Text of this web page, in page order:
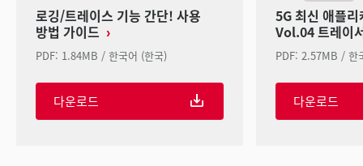
로깅/트레이스 기능 간단! 사용
방법 가이드
PDF: 1.84MB / 한국어 (한국)
다운로드
5G 최신 애플
Vol.04 트레이
PDF: 2.57MB / 한
다운로드